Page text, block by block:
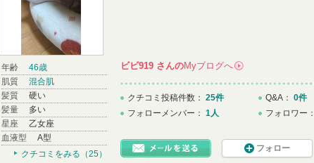
年齢
46歳
肌質
混合肌
髪質
硬い
髪量
多い
星座
乙女座
血液型
A型
クチコミをみる（25）
ビビ919 さんのMyブログへ
クチコミ投稿件数： 25件
フォローメンバー： 1人
Q&A： 0件
フォロワー：
フォロー